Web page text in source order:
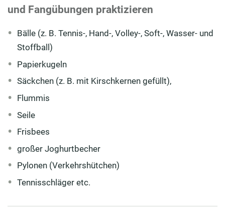
und Fangübungen praktizieren
Bälle (z. B. Tennis-, Hand-, Volley-, Soft-, Wasser- und
Stoffball)
Papierkugeln
Säckchen (z. B. mit Kirschkernen gefüllt),
Flummis
Seile
Frisbees
großer Joghurtbecher
Pylonen (Verkehrshütchen)
Tennisschläger etc.